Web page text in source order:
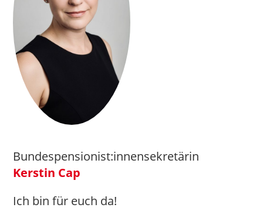
Bundespensionist:innensekretärin
Kerstin Cap
Ich bin für euch da!